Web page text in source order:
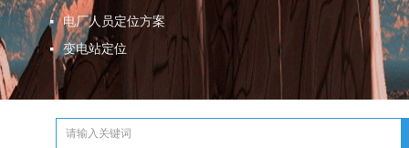
넷 电厂人员定位方案
넷 变电站定位